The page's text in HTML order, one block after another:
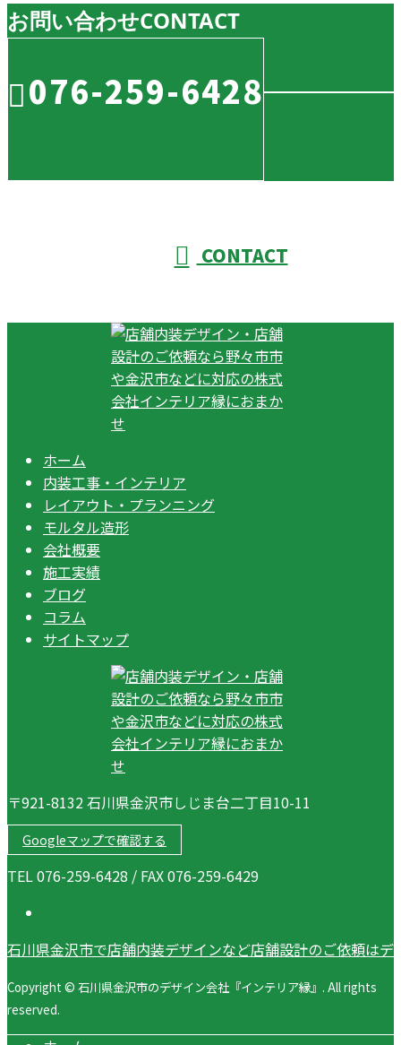
お問い合わせCONTACT
076-259-6428
CONTACT
ホーム
内装工事・インテリア
レイアウト・プランニング
モルタル造形
会社概要
施工実績
ブログ
コラム
サイトマップ
〒921-8132 石川県金沢市しじま台二丁目10-11
Googleマップで確認する
TEL 076-259-6428 / FAX 076-259-6429
石川県金沢市で店舗内装デザインなど店舗設計のご依頼は
Copyright © 石川県金沢市のデザイン会社『インテリア縁』. All rights
reserved.